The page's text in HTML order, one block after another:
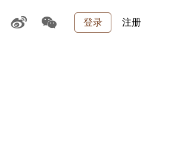
登录 注册